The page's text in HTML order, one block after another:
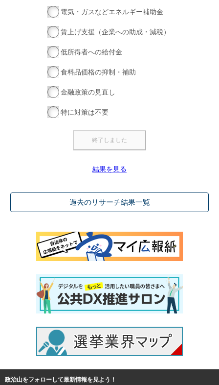
電気・ガスなどエネルギー補助金
賃上げ支援（企業への助成・減税）
低所得者への給付金
食料品価格の抑制・補助
金融政策の見直し
特に対策は不要
結果を見る
過去のリサーチ結果一覧
政治山をフォローして最新情報を見よう！